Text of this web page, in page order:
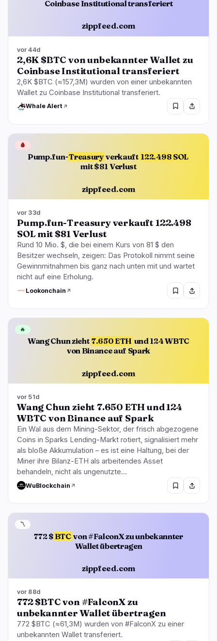
Coinbase Institutional transferiert
zippfeed.com
vor 44d
2,6K $BTC von unbekannter Wallet zu
Coinbase Institutional transferiert
2,6K $BTC (≈157,3M) wurden von einer unbekannten
Wallet zu Coinbase Institutional transferiert.
Whale Alert
Pump.fun-Treasury verkauft 122.498 SOL
mit $81 Verlust
zippfeed.com
🩸
vor 33d
Pump.fun-Treasury verkauft 122.498
SOL mit $81 Verlust
Rund 10 Mio. $, die bei einem Kurs von 81 $ den
Besitzer wechseln, zeigen: Das Protokoll nimmt seine
Gewinnmitnahmen bis ganz nach unten mit und wartet
nicht auf eine Erholung.
Lookonchain
Wang Chun zieht 7.650 ETH und 124 WBTC
von Binance auf Spark
zippfeed.com
🔥
vor 51d
Wang Chun zieht 7.650 ETH und 124
WBTC von Binance auf Spark
Ein Wal aus dem Mining-Sektor, der frisch abgezogene
Coins in Sparks Lending-Markt rotiert, signalisiert mehr
als bloße Akkumulation – es ist eine Haltung, bei der
Miner ihre Bilanz-ETH als arbeitendes Asset
behandeln, nicht als ungenutzte…
WuBlockchain
772 $ BTC von #FalconX zu unbekannter
Wallet übertragen
zippfeed.com
〽️
vor 88d
772 $BTC von #FalconX zu
unbekannter Wallet übertragen
772 $BTC (≈61,3M) wurden von #FalconX zu einer
unbekannten Wallet transferiert.